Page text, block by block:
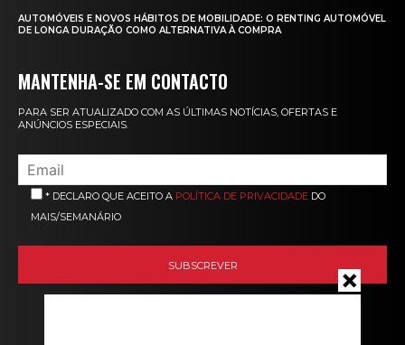
AUTOMÓVEIS E NOVOS HÁBITOS DE MOBILIDADE: O RENTING AUTOMÓVEL
DE LONGA DURAÇÃO COMO ALTERNATIVA À COMPRA
MANTENHA-SE EM CONTACTO
PARA SER ATUALIZADO COM AS ÚLTIMAS NOTÍCIAS, OFERTAS E
ANÚNCIOS ESPECIAIS.
* DECLARO QUE ACEITO A POLÍTICA DE PRIVACIDADE DO
MAIS/SEMANÁRIO